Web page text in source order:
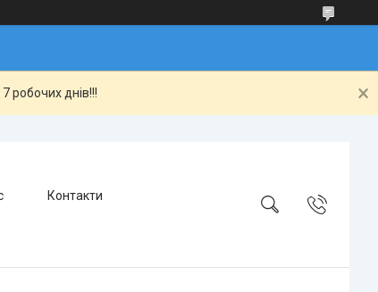
робочих днів!!!
Контакти